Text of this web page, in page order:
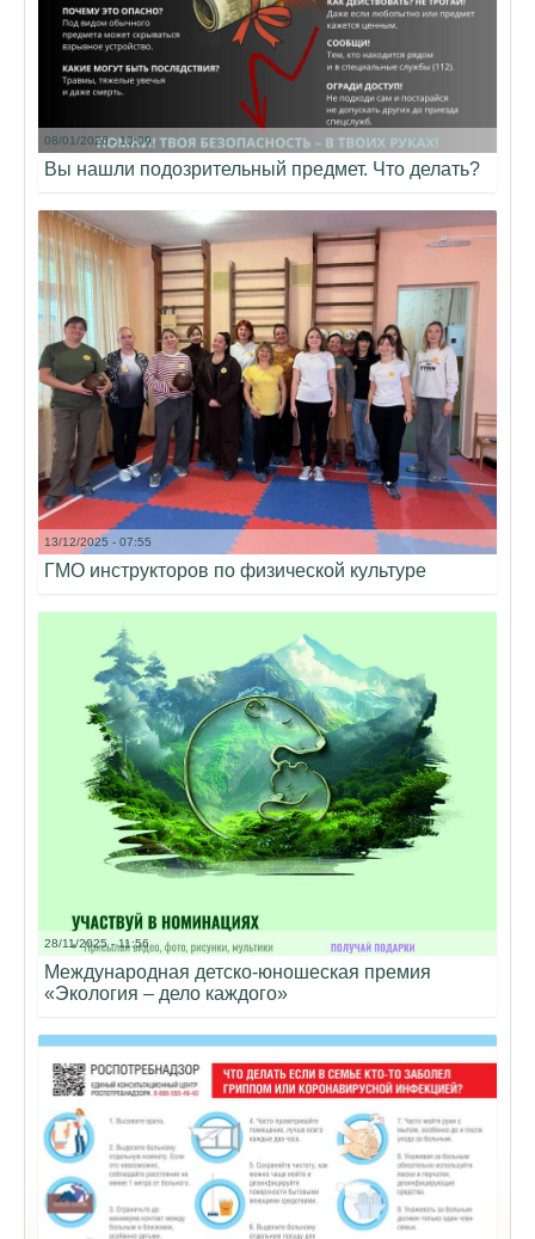
08/01/2026 - 10:09
Вы нашли подозрительный предмет. Что делать?
13/12/2025 - 07:55
ГМО инструкторов по физической культуре
28/11/2025 - 11:56
Международная детско-юношеская премия
«Экология – дело каждого»